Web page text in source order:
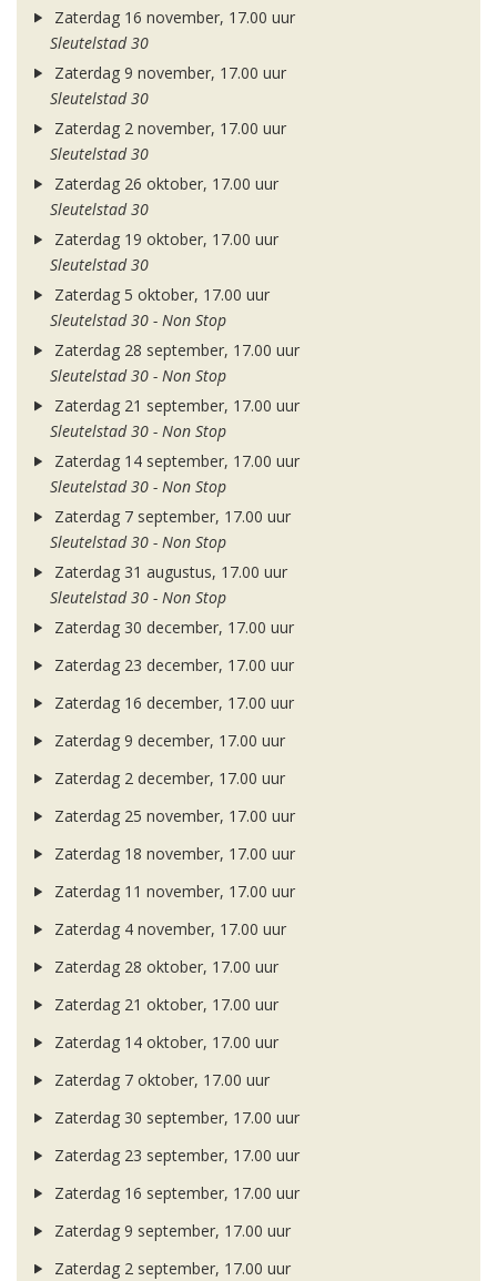
Zaterdag 16 november, 17.00 uur
Sleutelstad 30
Zaterdag 9 november, 17.00 uur
Sleutelstad 30
Zaterdag 2 november, 17.00 uur
Sleutelstad 30
Zaterdag 26 oktober, 17.00 uur
Sleutelstad 30
Zaterdag 19 oktober, 17.00 uur
Sleutelstad 30
Zaterdag 5 oktober, 17.00 uur
Sleutelstad 30 - Non Stop
Zaterdag 28 september, 17.00 uur
Sleutelstad 30 - Non Stop
Zaterdag 21 september, 17.00 uur
Sleutelstad 30 - Non Stop
Zaterdag 14 september, 17.00 uur
Sleutelstad 30 - Non Stop
Zaterdag 7 september, 17.00 uur
Sleutelstad 30 - Non Stop
Zaterdag 31 augustus, 17.00 uur
Sleutelstad 30 - Non Stop
Zaterdag 30 december, 17.00 uur
Zaterdag 23 december, 17.00 uur
Zaterdag 16 december, 17.00 uur
Zaterdag 9 december, 17.00 uur
Zaterdag 2 december, 17.00 uur
Zaterdag 25 november, 17.00 uur
Zaterdag 18 november, 17.00 uur
Zaterdag 11 november, 17.00 uur
Zaterdag 4 november, 17.00 uur
Zaterdag 28 oktober, 17.00 uur
Zaterdag 21 oktober, 17.00 uur
Zaterdag 14 oktober, 17.00 uur
Zaterdag 7 oktober, 17.00 uur
Zaterdag 30 september, 17.00 uur
Zaterdag 23 september, 17.00 uur
Zaterdag 16 september, 17.00 uur
Zaterdag 9 september, 17.00 uur
Zaterdag 2 september, 17.00 uur